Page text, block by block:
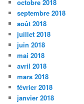
octobre 2018
septembre 2018
août 2018
juillet 2018
juin 2018
mai 2018
avril 2018
mars 2018
février 2018
janvier 2018